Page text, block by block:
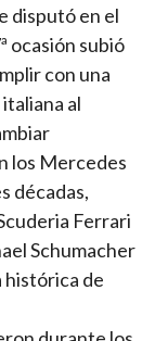
disputó en el
ocasión subió
con una
al
los Mercedes
décadas,
Ferrari
Schumacher
histórica de